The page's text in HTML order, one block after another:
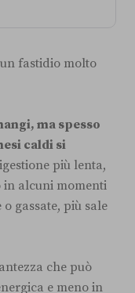
fastidio molto
ma spesso
caldi si
più lenta,
alcuni momenti
gassate, più sale
che può
e meno in